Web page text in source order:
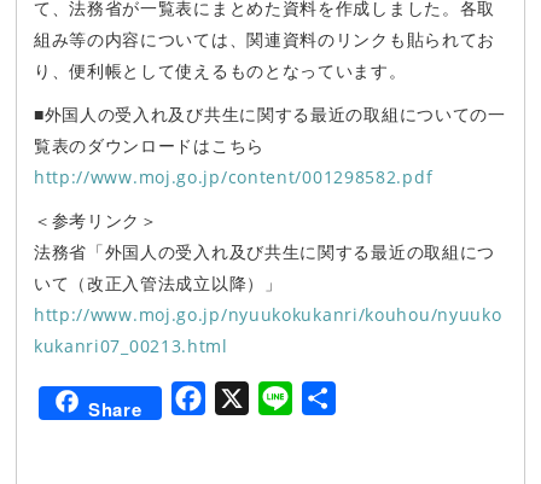
て、法務省が一覧表にまとめた資料を作成しました。各取
組み等の内容については、関連資料のリンクも貼られてお
り、便利帳として使えるものとなっています。
■外国人の受入れ及び共生に関する最近の取組についての一
覧表のダウンロードはこちら
http://www.moj.go.jp/content/001298582.pdf
＜参考リンク＞
法務省「外国人の受入れ及び共生に関する最近の取組につ
いて（改正入管法成立以降）」
http://www.moj.go.jp/nyuukokukanri/kouhou/nyuuko
kukanri07_00213.html
Share